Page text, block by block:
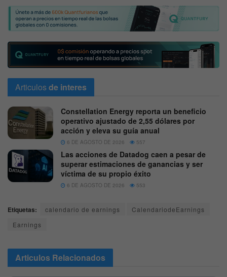
Articulosde interes
Constellation Energy reporta un beneficio
operativo ajustado de 2,55 dólares por
acción y eleva su guía anual
6 DE AGOSTO DE 2026 557
Las acciones de Datadog caen a pesar de
superar estimaciones de ganancias y ser
víctima de su propio éxito
6 DE AGOSTO DE 2026 553
Etiquetas: calendario de earnings
CalendariodeEarnings
Earnings
Articulos Relacionados